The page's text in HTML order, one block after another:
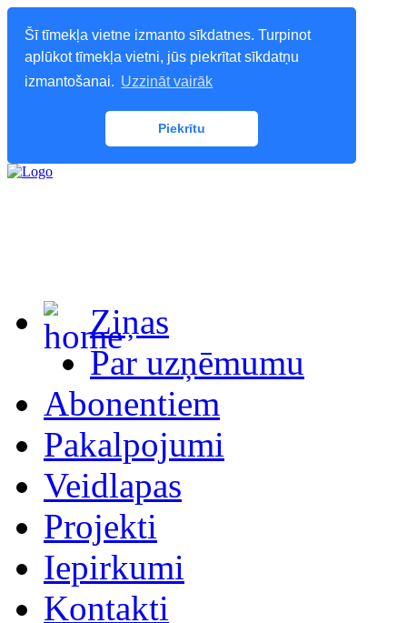
Šī tīmekļa vietne izmanto sīkdatnes. Turpinot
aplūkot tīmekļa vietni, jūs piekrītat sīkdatņu
izmantošanai. Uzzināt vairāk
Piekrītu
Ziņas
Par uzņēmumu
Abonentiem
Pakalpojumi
Veidlapas
Projekti
Iepirkumi
Kontakti